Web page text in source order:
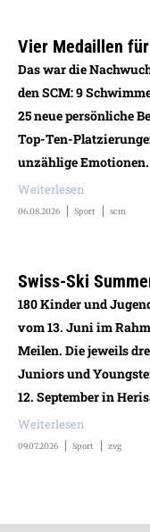
Vier Medaillen
Das war die
den SCM: 9
25 neue persönliche
Top-Ten-
unzählige Emotionen.
Weiterlesen
06.08.2026 Sport scm
Swiss-Ski
180 Kinder und
vom 13. Juni im
Meilen. Die jeweils
Juniors und
12. September in
Weiterlesen
09.07.2026 Sport zvg